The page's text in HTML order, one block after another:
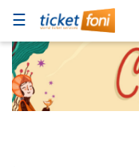
☰
Futbol
Basketbol